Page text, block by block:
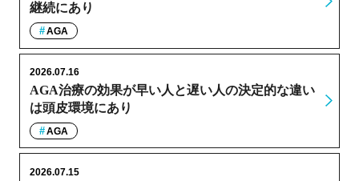
継続にあり
AGA
AGA治療の効果が早い人と遅い人の決定的な違い
は頭皮環境にあり
2026.07.16
AGA
2026.07.15